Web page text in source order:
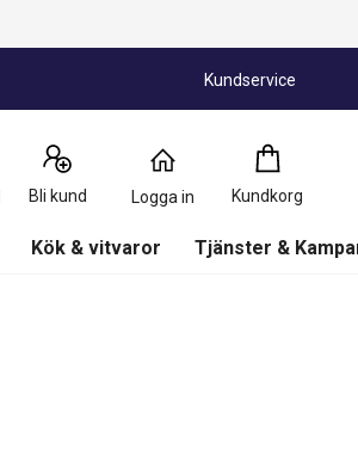
Kundservice
Bli kund Logga in Kundkorg
Kundkorg
0
Produkter
Kök & vitvaror Tjänster &